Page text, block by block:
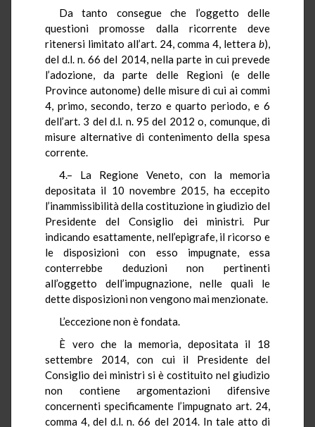
Da tanto consegue che l’oggetto delle
questioni promosse dalla ricorrente deve
ritenersi limitato all’art. 24, comma 4, lettera b),
del d.l. n. 66 del 2014, nella parte in cui prevede
l’adozione, da parte delle Regioni (e delle
Province autonome) delle misure di cui ai commi
4, primo, secondo, terzo e quarto periodo, e 6
dell’art. 3 del d.l. n. 95 del 2012 o, comunque, di
misure alternative di contenimento della spesa
corrente.
4.– La Regione Veneto, con la memoria
depositata il 10 novembre 2015, ha eccepito
l’inammissibilità della costituzione in giudizio del
Presidente del Consiglio dei ministri. Pur
indicando esattamente, nell’epigrafe, il ricorso e
le disposizioni con esso impugnate, essa
conterrebbe deduzioni non pertinenti
all’oggetto dell’impugnazione, nelle quali le
dette disposizioni non vengono mai menzionate.
L’eccezione non è fondata.
È vero che la memoria, depositata il 18
settembre 2014, con cui il Presidente del
Consiglio dei ministri si è costituito nel giudizio
non contiene argomentazioni difensive
concernenti specificamente l’impugnato art. 24,
comma 4, del d.l. n. 66 del 2014. In tale atto di